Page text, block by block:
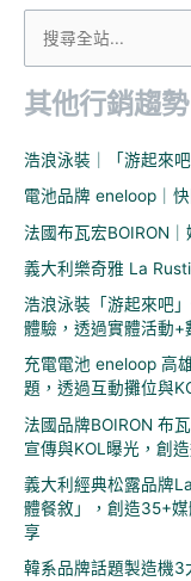
關
字
:
其他行銷趨勢
浩浪泳裝｜「游起來
電池品牌 eneloop｜
法國布瓦宏BOIRON
義大利樂奇雅 La
浩浪泳裝「游起來吧
體驗，透過實體活動+
充電電池 eneloop 高
題，透過互動攤位與
法國品牌BOIRON 布
宣傳與KOL曝光，創
義大利經典松露品牌
體餐敘」，創造35+
享
韓系品牌話題製造機3